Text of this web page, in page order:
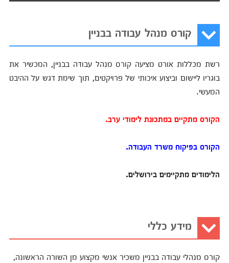
קורס מנהל עבודה בבניין
רשת מכללות אורט מציעה קורס מנהל עבודה בבניין, המכשיר את
בוגריו ליישום וביצוע איכותי של פרויקטים, תוך שימת דגש על ההיבט
המעשי.
הקורס מתקיים במתכונת לימודי ערב.
הקורס בפיקוח משרד העבודה.
הלימודים מתקיימים בירושלים.
מידע כללי
קורס מנהלי עבודה בבניין משכיר אנשי מקצוע מן השורה הראשונה,